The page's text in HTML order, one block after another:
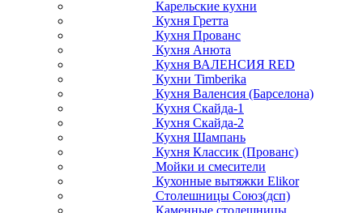
Карельские кухни
Кухня Гретта
Кухня Прованс
Кухня Анюта
Кухня ВАЛЕНСИЯ RED
Кухни Timberika
Кухня Валенсия (Барселона)
Кухня Скайда-1
Кухня Скайда-2
Кухня Шампань
Кухня Классик (Прованс)
Мойки и смесители
Кухонные вытяжки Elikor
Столешницы Союз(дсп)
Каменные столешницы